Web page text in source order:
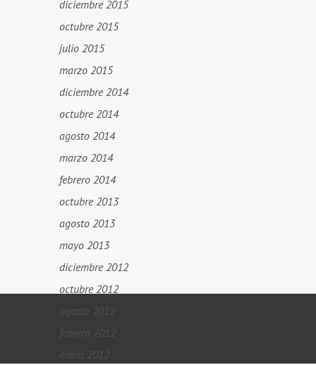
diciembre 2015
octubre 2015
julio 2015
marzo 2015
diciembre 2014
octubre 2014
agosto 2014
marzo 2014
febrero 2014
octubre 2013
agosto 2013
mayo 2013
diciembre 2012
octubre 2012
agosto 2012
febrero 2012
enero 2012